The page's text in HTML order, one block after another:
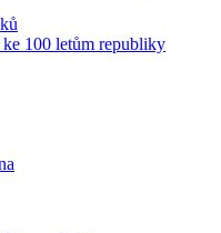
ke 100 letům republiky